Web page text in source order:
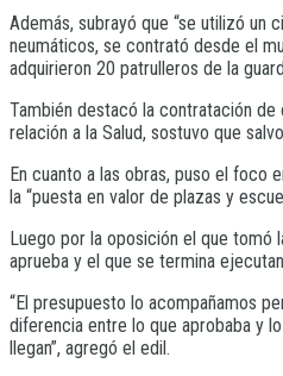
Además, subrayó que “se utilizó
neumáticos, se contrató desde el
adquirieron 20 patrulleros de la
También destacó la contratación de
relación a la Salud, sostuvo que
En cuanto a las obras, puso el foco
la “puesta en valor de plazas y
Luego por la oposición el que tomó
aprueba y el que se termina
“El presupuesto lo acompañamos
diferencia entre lo que aprobaba y
llegan”, agregó el edil.